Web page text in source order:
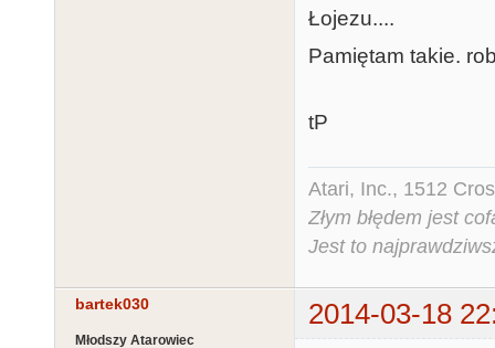
Łojezu....
Pamiętam takie.
tP
Atari, Inc., 1512
Złym błędem jest
Jest to
bartek030 2014-03-18
Młodszy Atarowiec